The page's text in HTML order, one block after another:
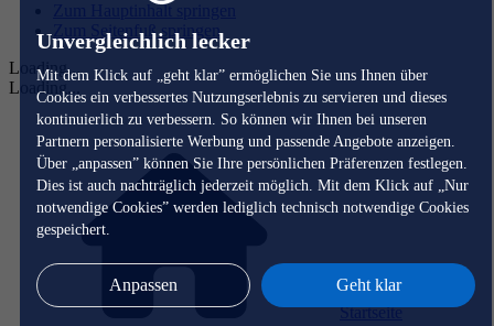
Unvergleichlich lecker
Mit dem Klick auf „geht klar” ermöglichen Sie uns Ihnen über
Cookies ein verbessertes Nutzungserlebnis zu servieren und dieses
kontinuierlich zu verbessern. So können wir Ihnen bei unseren
Partnern personalisierte Werbung und passende Angebote anzeigen.
Über „anpassen” können Sie Ihre persönlichen Präferenzen festlegen.
Dies ist auch nachträglich jederzeit möglich. Mit dem Klick auf „Nur
notwendige Cookies” werden lediglich technisch notwendige Cookies
gespeichert.
Anpassen Geht klar
Zum Hauptinhalt springen
Zum Seitenfuß springen
Loading...
Loading...
Startseite